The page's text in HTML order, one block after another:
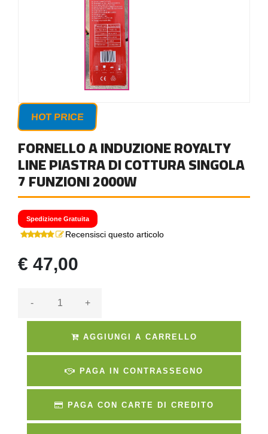
HOT PRICE
FORNELLO A INDUZIONE ROYALTY
LINE PIASTRA DI COTTURA SINGOLA
7 FUNZIONI 2000W
Spedizione Gratuita
Recensisci questo articolo
€ 47,00
- +
AGGIUNGI A CARRELLO
PAGA IN CONTRASSEGNO
PAGA CON CARTE DI CREDITO